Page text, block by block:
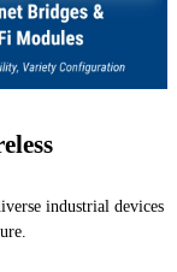
industrial devices